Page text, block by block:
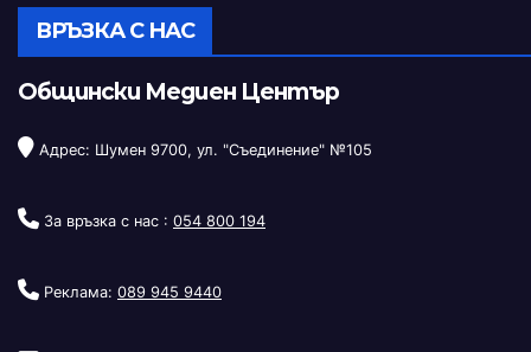
ВРЪЗКА С НАС
Общински Медиен Център
Адрес: Шумен 9700, ул. "Съединение" №105
За връзка с нас : 054 800 194
Реклама: 089 945 9440